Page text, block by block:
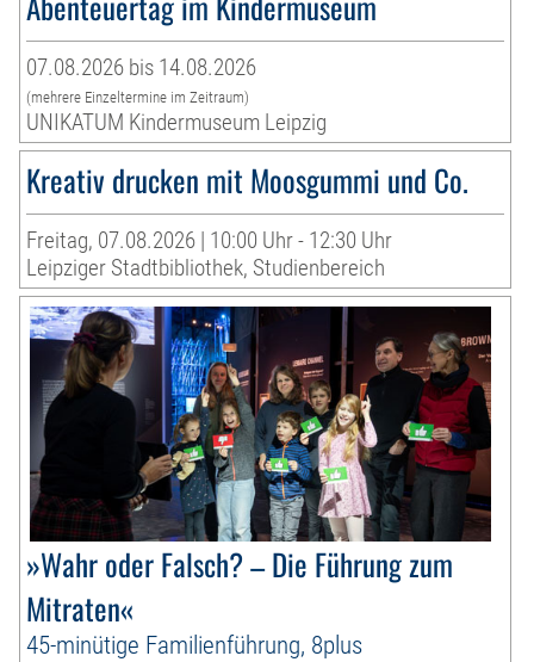
07.08.2026 bis 14.08.2026
(mehrere Einzeltermine im Zeitraum)
UNIKATUM Kindermuseum Leipzig
Kreativ drucken mit Moosgummi und Co.
Freitag, 07.08.2026 | 10:00 Uhr - 12:30 Uhr
Leipziger Stadtbibliothek, Studienbereich
»Wahr oder Falsch? – Die Führung zum
Mitraten«
45-minütige Familienführung, 8plus